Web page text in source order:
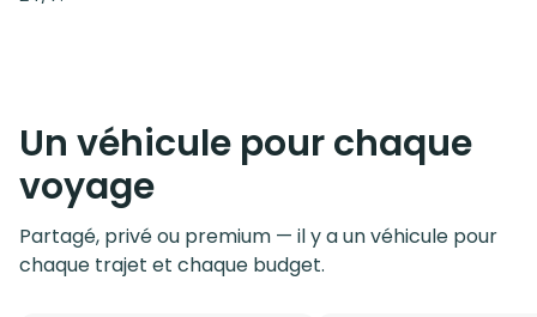
Un véhicule pour chaque
voyage
Partagé, privé ou premium — il y a un véhicule pour
chaque trajet et chaque budget.